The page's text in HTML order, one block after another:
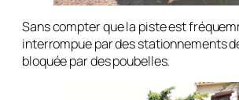
Sans compter que la piste est
interrompue par des stationnements
bloquée par des poubelles.